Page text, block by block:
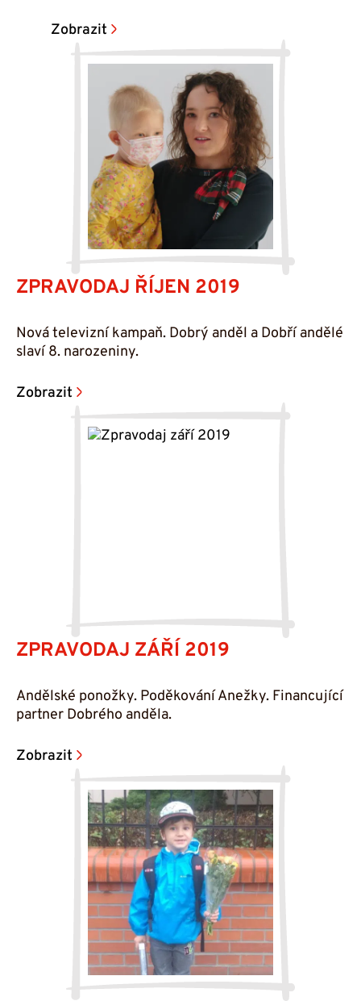
Zobrazit
ZPRAVODAJ ŘÍJEN 2019
Nová televizní kampaň. Dobrý anděl a Dobří andělé
slaví 8. narozeniny.
Zobrazit
ZPRAVODAJ ZÁŘÍ 2019
Andělské ponožky. Poděkování Anežky. Financující
partner Dobrého anděla.
Zobrazit